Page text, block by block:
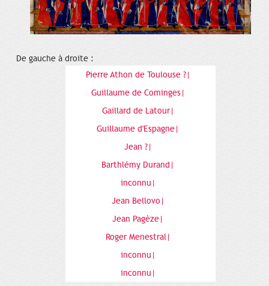
De gauche à droite :
Pierre Athon de Toulouse ?|
Guillaume de Cominges|
Gaillard de Latour|
Guillaume d'Espagne|
Jean ?|
Barthlémy Durand|
inconnu|
Jean Bellovo|
Jean Pagèze|
Roger Menestral|
inconnu|
inconnu|